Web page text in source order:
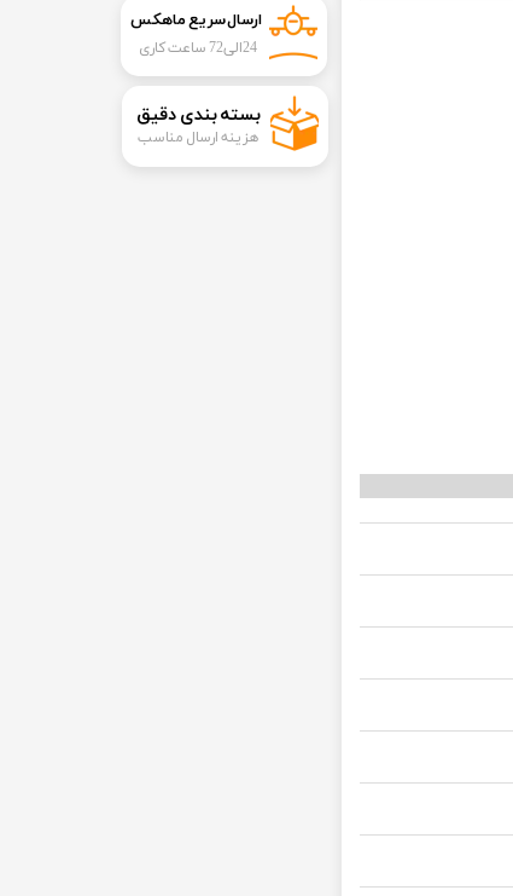
ارسال سریع ماهکس
24الی72 ساعت کاری
​بسته بندی دقیق​​​​​​​
هزینه ارسال مناسب